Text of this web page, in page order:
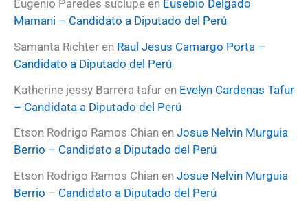
Eugenio Paredes suclupe en Eusebio Delgado
Mamani – Candidato a Diputado del Perú
Samanta Richter en Raul Jesus Camargo Porta –
Candidato a Diputado del Perú
Katherine jessy Barrera tafur en Evelyn Cardenas Tafur
– Candidata a Diputado del Perú
Etson Rodrigo Ramos Chian en Josue Nelvin Murguia
Berrio – Candidato a Diputado del Perú
Etson Rodrigo Ramos Chian en Josue Nelvin Murguia
Berrio – Candidato a Diputado del Perú